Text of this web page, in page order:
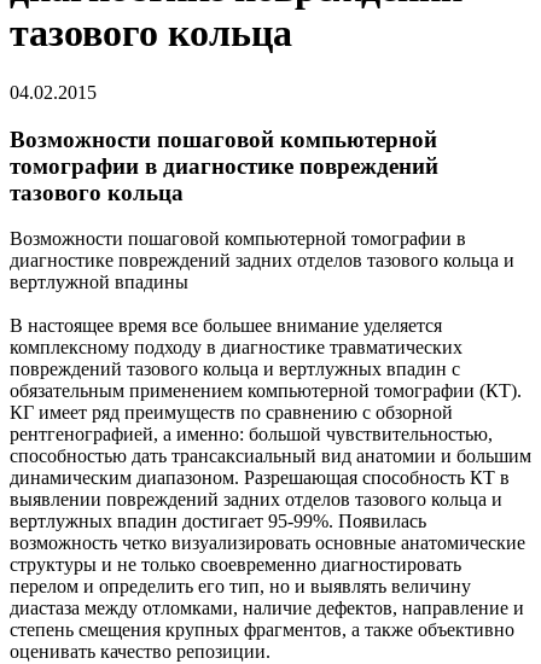
тазового кольца
04.02.2015
Возможности пошаговой компьютерной
томографии в диагностике повреждений
тазового кольца
Возможности пошаговой компьютерной томографии в
диагностике повреждений задних отделов тазового кольца и
вертлужной впадины
В настоящее время все большее внимание уделяется
комплексному подходу в диагностике травматических
повреждений тазового кольца и вертлужных впадин с
обязательным применением компьютерной томографии (КТ).
КГ имеет ряд преимуществ по сравнению с обзорной
рентгенографией, а именно: большой чувствительностью,
способностью дать трансаксиальный вид анатомии и большим
динамическим диапазоном. Разрешающая способность КТ в
выявлении повреждений задних отделов тазового кольца и
вертлужных впадин достигает 95-99%. Появилась
возможность четко визуализировать основные анатомические
структуры и не только своевременно диагностировать
перелом и определить его тип, но и выявлять величину
диастаза между отломками, наличие дефектов, направление и
степень смещения крупных фрагментов, а также объективно
оценивать качество репозиции.